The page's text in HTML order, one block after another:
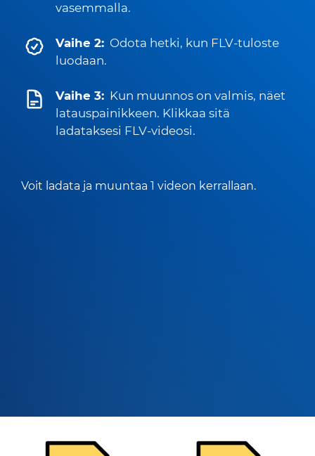
vasemmalla.
Vaihe 2: Odota hetki, kun FLV-tuloste
luodaan.
Vaihe 3: Kun muunnos on valmis, näet
latauspainikkeen. Klikkaa sitä
ladataksesi FLV-videosi.
Voit ladata ja muuntaa 1 videon kerrallaan.